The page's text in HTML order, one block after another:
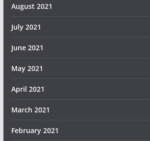
August 2021
July 2021
June 2021
May 2021
April 2021
March 2021
February 2021